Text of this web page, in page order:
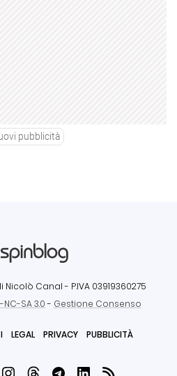
pubblicità
Nicolò Canal - P.IVA 03919360275
NC-SA 3.0- Gestione Consenso
LEGAL PRIVACY PUBBLICITÀ